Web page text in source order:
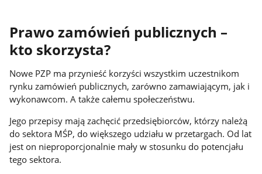
Prawo zamówień publicznych –
kto skorzysta?
Nowe PZP ma przynieść korzyści wszystkim uczestnikom
rynku zamówień publicznych, zarówno zamawiającym, jak i
wykonawcom. A także całemu społeczeństwu.
Jego przepisy mają zachęcić przedsiębiorców, którzy należą
do sektora MŚP, do większego udziału w przetargach. Od lat
jest on nieproporcjonalnie mały w stosunku do potencjału
tego sektora.